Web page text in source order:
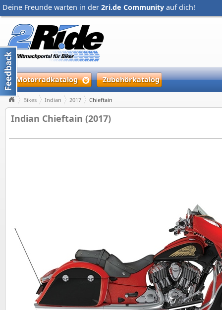
Deine Freunde warten in der 2ri.de Community auf dich!
Motorradkatalog Zubehörkatalog
Bikes Indian 2017 Chieftain
Indian Chieftain (2017)